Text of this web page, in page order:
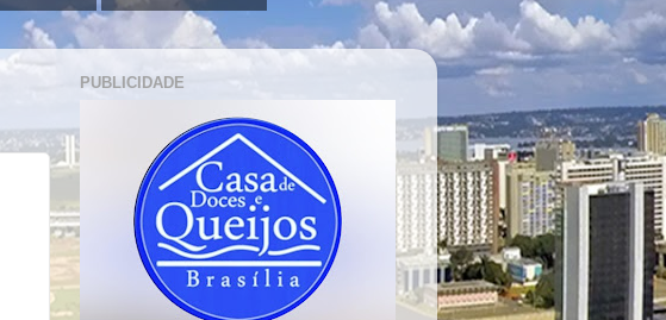
PUBLICIDADE